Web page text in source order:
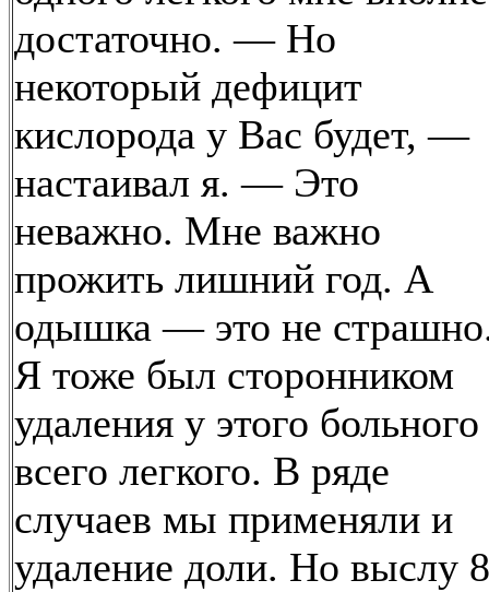
достаточно. — Но
некоторый дефицит
кислорода у Вас будет, —
настаивал я. — Это
неважно. Мне важно
прожить лишний год. А
одышка — это не
Я тоже был сторонником
удаления у этого больного
всего легкого. В ряде
случаев мы применяли и
удаление доли. Но выслу